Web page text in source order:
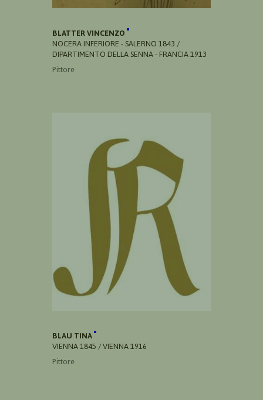
BLATTER VINCENZO
NOCERA INFERIORE - SALERNO 1843 /
DIPARTIMENTO DELLA SENNA - FRANCIA 1913
Pittore
BLAU TINA
VIENNA 1845 / VIENNA 1916
Pittore